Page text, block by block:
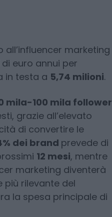
marketing
di euro annui per
in testa a 5,74 milioni.
mila-100 mila follower
grazie all’elevato
di convertire le
dei brand prevede di
12 mesi, mentre
marketing diventerà
più rilevante del
la spesa principale di